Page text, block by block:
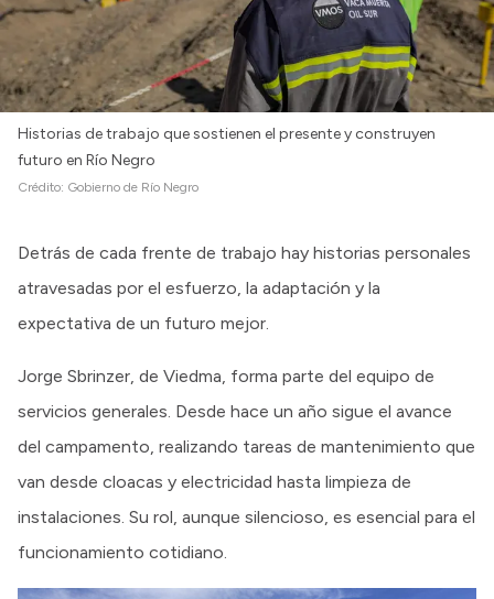
Historias de trabajo que sostienen el presente y construyen
futuro en Río Negro
Crédito: Gobierno de Río Negro
Detrás de cada frente de trabajo hay historias personales
atravesadas por el esfuerzo, la adaptación y la
expectativa de un futuro mejor.
Jorge Sbrinzer, de Viedma, forma parte del equipo de
servicios generales. Desde hace un año sigue el avance
del campamento, realizando tareas de mantenimiento que
van desde cloacas y electricidad hasta limpieza de
instalaciones. Su rol, aunque silencioso, es esencial para el
funcionamiento cotidiano.